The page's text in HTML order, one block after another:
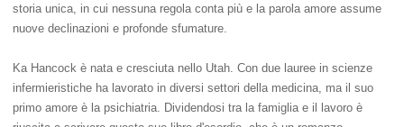
storia unica, in cui nessuna regola conta più e la parola amore assume
nuove declinazioni e profonde sfumature.
Ka Hancock è nata e cresciuta nello Utah. Con due lauree in scienze
infermieristiche ha lavorato in diversi settori della medicina, ma il suo
primo amore è la psichiatria. Dividendosi tra la famiglia e il lavoro è